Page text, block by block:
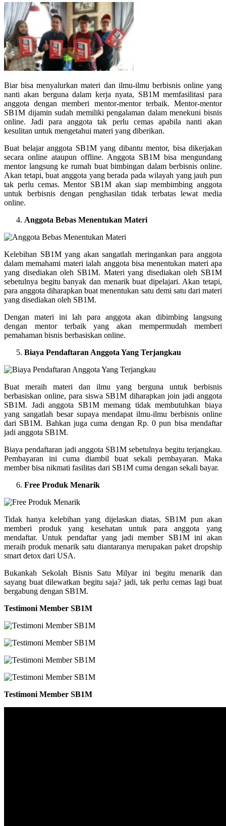
Biar bisa menyalurkan materi dan ilmu-ilmu berbisnis online yang
nanti akan berguna dalam kerja nyata, SB1M memfasilitasi para
anggota dengan memberi mentor-mentor terbaik. Mentor-mentor
SB1M dijamin sudah memiliki pengalaman dalam menekuni bisnis
online. Jadi para anggota tak perlu cemas apabila nanti akan
kesulitan untuk mengetahui materi yang diberikan.
Buat belajar anggota SB1M yang dibantu mentor, bisa dikerjakan
secara online ataupun offline. Anggota SB1M bisa mengundang
mentor langsung ke rumah buat bimbingan dalam berbisnis online.
Akan tetapi, buat anggota yang berada pada wilayah yang jauh pun
tak perlu cemas. Mentor SB1M akan siap membimbing anggota
untuk berbisnis dengan penghasilan tidak terbatas lewat media
online.
Anggota Bebas Menentukan Materi
Kelebihan SB1M yang akan sangatlah meringankan para anggota
dalam memahami materi ialah anggota bisa menentukan materi apa
yang disediakan oleh SB1M. Materi yang disediakan oleh SB1M
sebetulnya begitu banyak dan menarik buat dipelajari. Akan tetapi,
para anggota diharapkan buat menentukan satu demi satu dari materi
yang disediakan oleh SB1M.
Dengan materi ini lah para anggota akan dibimbing langsung
dengan mentor terbaik yang akan mempermudah memberi
pemahaman bisnis berbasiskan online.
Biaya Pendaftaran Anggota Yang Terjangkau
Buat meraih materi dan ilmu yang berguna untuk berbisnis
berbasiskan online, para siswa SB1M diharapkan join jadi anggota
SB1M. Jadi anggota SB1M memang tidak membutuhkan biaya
yang sangatlah besar supaya mendapat ilmu-ilmu berbisnis online
dari SB1M. Bahkan juga cuma dengan Rp. 0 pun bisa mendaftar
jadi anggota SB1M.
Biaya pendaftaran jadi anggota SB1M sebetulnya begitu terjangkau.
Pembayaran ini cuma diambil buat sekali pembayaran. Maka
member bisa nikmati fasilitas dari SB1M cuma dengan sekali bayar.
Free Produk Menarik
Tidak hanya kelebihan yang dijelaskan diatas, SB1M pun akan
memberi produk yang kesehatan untuk para anggota yang
mendaftar. Untuk pendaftar yang jadi member SB1M ini akan
meraih produk menarik satu diantaranya merupakan paket dropship
smart detox dari USA.
Bukankah Sekolah Bisnis Satu Milyar ini begitu menarik dan
sayang buat dilewatkan begitu saja? jadi, tak perlu cemas lagi buat
bergabung dengan SB1M.
Testimoni Member SB1M
Testimoni Member SB1M